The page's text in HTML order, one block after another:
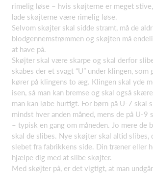
rimelig løse – hvis skøjterne er meget stive,
lade skøjterne være rimelig løse.
Selvom skøjter skal sidde stramt, må de
blodgennemstrømmen og skøjten må
at have på.
Skøjter skal være skarpe og skal derfor
skabes der et svagt “U” under klingen, som
kører på klingens to æg. Klingen skal yde
isen, så man kan bremse og skal også
man kan løbe hurtigt. For børn på U-7 skal
mindst hver anden måned, mens de på U-9
– typisk en gang om måneden. Jo mere de
skal de slibes. Nye skøjter skal altid slibes,
slebet fra fabrikkens side. Din træner eller
hjælpe dig med at slibe skøjter.
Med skøjter på, er det vigtigt, at man